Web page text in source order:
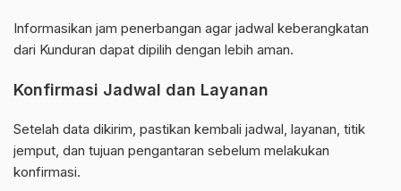
Informasikan jam penerbangan agar jadwal keberangkatan
dari Kunduran dapat dipilih dengan lebih aman.
Konfirmasi Jadwal dan Layanan
Setelah data dikirim, pastikan kembali jadwal, layanan, titik
jemput, dan tujuan pengantaran sebelum melakukan
konfirmasi.